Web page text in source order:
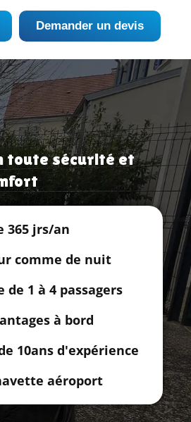
Demander un devis
toute sécurité et
365 jrs/an
comme de nuit
1 à 4 passagers
à bord
10ans d'expérience
aéroport